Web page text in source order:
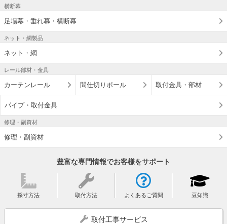
横断幕
足場幕・垂れ幕・横断幕
ネット・網製品
ネット・網
レール部材・金具
カーテンレール 間仕切りポール 取付金具・部材
パイプ・取付金具
修理・副資材
修理・副資材
豊富な専門情報でお客様をサポート
採寸方法 取付方法 よくあるご質問 豆知識
取付工事サービス